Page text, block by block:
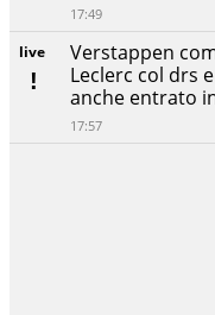
live
Verstappen
Leclerc col drs
anche entrato
17:57
17:49